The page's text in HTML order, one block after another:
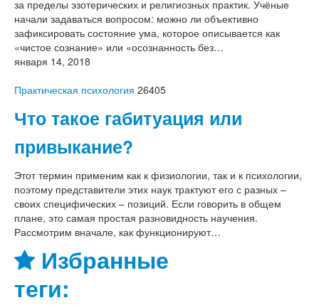
за пределы эзотерических и религиозных практик. Учёные
начали задаваться вопросом: можно ли объективно
зафиксировать состояние ума, которое описывается как
«чистое сознание» или «осознанность без…
января 14, 2018
Практическая психология 26405
Что такое габитуация или
привыкание?
Этот термин применим как к физиологии, так и к психологии,
поэтому представители этих наук трактуют его с разных –
своих специфических – позиций. Если говорить в общем
плане, это самая простая разновидность научения.
Рассмотрим вначале, как функционируют…
Избранные
теги: